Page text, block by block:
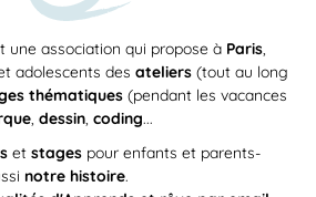
une association qui propose à Paris,
adolescents des ateliers (tout au long
thématiques (pendant les vacances
, dessin, coding...
et stages pour enfants et parents-
notre histoire.